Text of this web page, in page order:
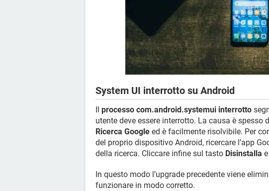
System UI interrotto su Android
Il processo com.android.systemui interrotto
utente deve essere interrotto. La causa è
Ricerca Google ed è facilmente risolvibile. Per
del proprio dispositivo Android, ricercare l’app
della ricerca. Cliccare infine sul tasto Disinstalla
In questo modo l’upgrade precedente viene
funzionare in modo corretto.